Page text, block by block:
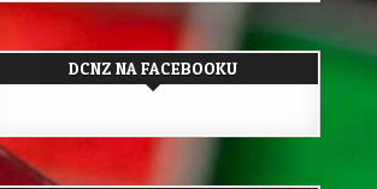
DCNZ NA FACEBOOKU